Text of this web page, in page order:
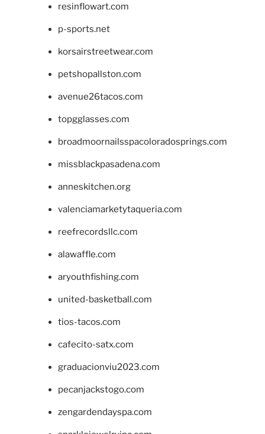
resinflowart.com
p-sports.net
korsairstreetwear.com
petshopallston.com
avenue26tacos.com
topgglasses.com
broadmoornailsspacoloradosprings.com
missblackpasadena.com
anneskitchen.org
valenciamarketytaqueria.com
reefrecordsllc.com
alawaffle.com
aryouthfishing.com
united-basketball.com
tios-tacos.com
cafecito-satx.com
graduacionviu2023.com
pecanjackstogo.com
zengardendayspa.com